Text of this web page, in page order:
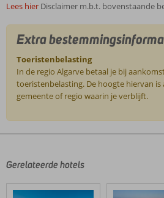
Lees hier Disclaimer m.b.t. bovenstaande
Extra
Toeristenbelasting
In de regio Algarve betaal je bij
toeristenbelasting. De hoogte hiervan is
gemeente of regio waarin je verblijft.
door
klanten
Gerelateerde hotels